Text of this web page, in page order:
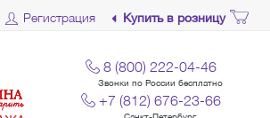
Регистрация Купить в розницу
8 (800) 222-04-46
Звонки по России бесплатно
+7 (812) 676-23-66